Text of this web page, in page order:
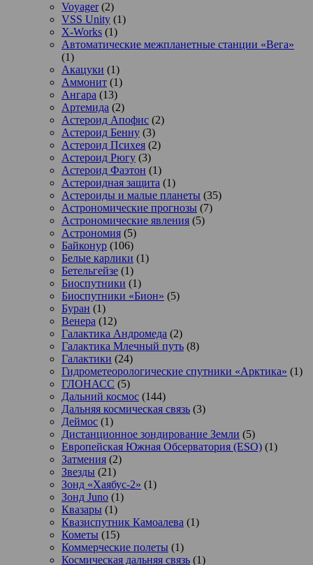
Voyager(2)
VSS Unity (1)
X-Works (1)
Автоматические межпланетные станции «Вега»
(1)
Акацуки (1)
Аммонит (1)
Ангара (13)
Артемида (2)
Астероид Апофис (2)
Астероид Бенну (3)
Астероид Психея (2)
Астероид Рюгу (3)
Астероид Фаэтон (1)
Астероидная защита (1)
Астероиды и малые планеты (35)
Астрономические прогнозы (7)
Астрономические явления (5)
Астрономия (5)
Байконур (106)
Белые карлики (1)
Бетельгейзе (1)
Биоспутники (1)
Биоспутники «Бион» (5)
Буран (1)
Венера (12)
Галактика Андромеда (2)
Галактика Млечный путь (8)
Галактики (24)
Гидрометеорологические спутники «Арктика» (1)
ГЛОНАСС (5)
Дальний космос (144)
Дальняя космическая связь (3)
Деймос (1)
Дистанционное зондирование Земли (5)
Европейская Южная Обсерватория (ESO) (1)
Затмения (2)
Звезды (21)
Зонд «Хаябус-2» (1)
Зонд Juno (1)
Квазары (1)
Квазиспутник Камоалева (1)
Кометы (15)
Коммерческие полеты (1)
Космическая дальняя связь (1)